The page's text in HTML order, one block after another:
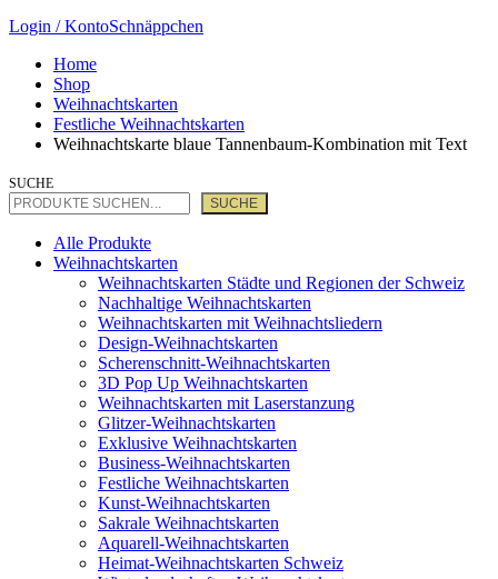
Login / KontoSchnäppchen
Home
Shop
Weihnachtskarten
Festliche Weihnachtskarten
Weihnachtskarte blaue Tannenbaum-Kombination mit Text
SUCHE
SUCHE
Alle Produkte
Weihnachtskarten
Weihnachtskarten Städte und Regionen der Schweiz
Nachhaltige Weihnachtskarten
Weihnachtskarten mit Weihnachtsliedern
Design-Weihnachtskarten
Scherenschnitt-Weihnachtskarten
3D Pop Up Weihnachtskarten
Weihnachtskarten mit Laserstanzung
Glitzer-Weihnachtskarten
Exklusive Weihnachtskarten
Business-Weihnachtskarten
Festliche Weihnachtskarten
Kunst-Weihnachtskarten
Sakrale Weihnachtskarten
Aquarell-Weihnachtskarten
Heimat-Weihnachtskarten Schweiz